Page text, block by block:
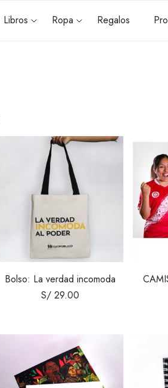
Libros Ropa Regalos
Bolso: La verdad incomoda
S/ 29.00